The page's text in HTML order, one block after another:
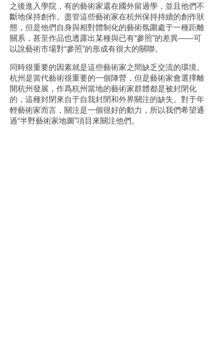
之後進入學院，有的藝術家還在國外留過學，並且他們不
斷地保持創作。盡管這些藝術家在杭州保持持續的創作狀
態，但是他們自身與相對體制化的藝術氛圍處于一種距離
關系，甚至作品也透露出某種與已有“參照”的差異——可
以說藝術市場對“參照”的形成有很大的關聯。
同時很重要的因素就是這些藝術家之間缺乏交流的環境。
杭州是當代藝術很重要的一個陣營，但是藝術家會選擇離
開杭州發展，作爲杭州當地的藝術家群體都是被封閉化
的，這種封閉來自于自我封閉和外界關注的缺失。對于年
輕藝術家而言，關注是一個很好的動力，所以我們希望通
過“半野藝術家地圖”項目來關注他們。